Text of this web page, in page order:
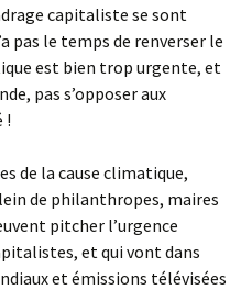
capitaliste se sont
pas le temps de renverser le
est bien trop urgente, et
pas s’opposer aux
!
de la cause climatique,
de philanthropes, maires
pitcher l’urgence
et qui vont dans
et émissions télévisées